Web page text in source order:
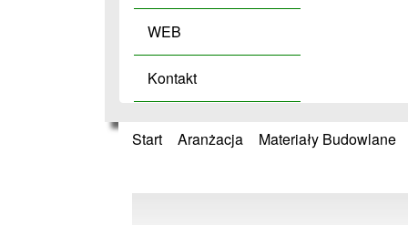
WEB
Kontakt
Start Aranżacja Materiały Budowlane